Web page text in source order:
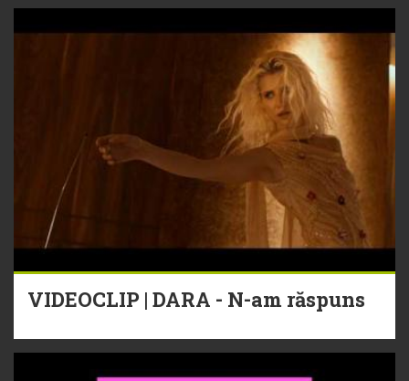
VIDEOCLIP | DARA - N-am răspuns